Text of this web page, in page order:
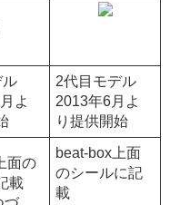
ル
よ
2代目モデル
2013年6月よ
り提供開始
面の
載
beat-box上面
のシールに記
載